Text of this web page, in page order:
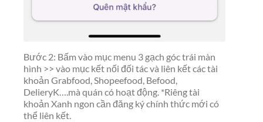
Bước 2: Bấm vào mục menu 3 gạch góc trái màn
hình >> vào mục kết nối đối tác và liên kết các tài
khoản Grabfood, Shopeefood, Befood,
DelieryK….mà quán có hoạt động. *Riêng tài
khoản Xanh ngon cần đăng ký chính thức mới có
thể liên kết.